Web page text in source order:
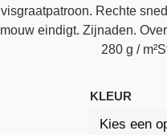
visgraatpatroon. Rechte
mouw eindigt. Zijnaden.
280 g /
KLEUR